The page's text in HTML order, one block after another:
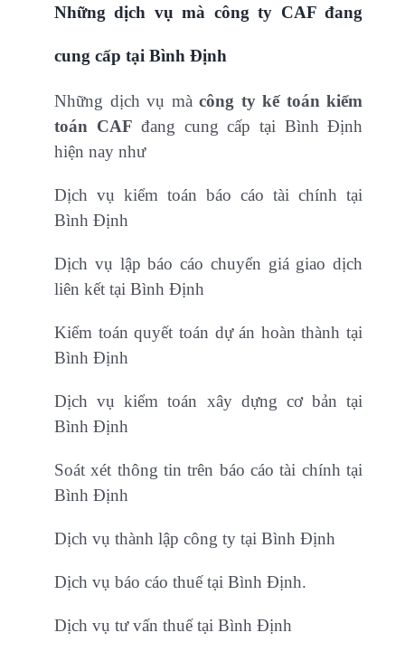
Những dịch vụ mà công ty CAF đang
cung cấp tại Bình Định
Những dịch vụ màcông ty kế toán kiểm
toán CAF đang cung cấp tại Bình Định
hiện nay như
Dịch vụ kiểm toán báo cáo tài chính tại
Bình Định
Dịch vụ lập báo cáo chuyển giá giao dịch
liên kết tại Bình Định
Kiểm toán quyết toán dự án hoàn thành tại
Bình Định
Dịch vụ kiểm toán xây dựng cơ bản tại
Bình Định
Soát xét thông tin trên báo cáo tài chính tại
Bình Định
Dịch vụ thành lập công ty tại Bình Định
Dịch vụ báo cáo thuế tại Bình Định.
Dịch vụ tư vấn thuế tại Bình Định